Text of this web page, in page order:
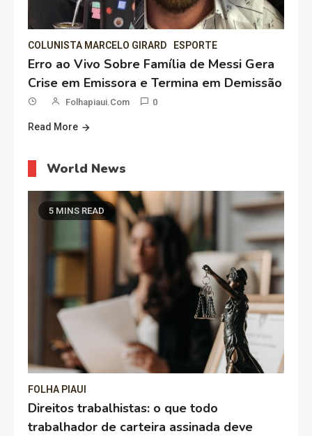
COLUNISTA MARCELO GIRARD ESPORTE
Erro ao Vivo Sobre Família de Messi Gera
Crise em Emissora e Termina em Demissão
Folhapiaui.com 0
Read More
World News
5 MINS READ
FOLHA PIAUI
Direitos trabalhistas: o que todo
trabalhador de carteira assinada deve